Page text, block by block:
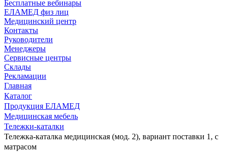
Бесплатные вебинары
ЕЛАМЕД физ лиц
Медицинский центр
Контакты
Руководители
Менеджеры
Сервисные центры
Склады
Рекламации
Главная
Каталог
Продукция ЕЛАМЕД
Медицинская мебель
Тележки-каталки
Тележка-каталка медицинская (мод. 2), вариант поставки 1, с
матрасом